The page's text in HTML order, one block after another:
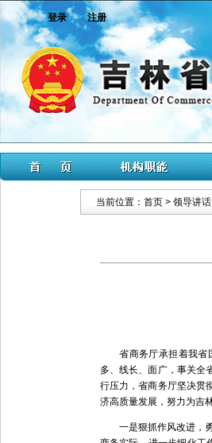
登录 注册
当前位置： 首页> 领导讲话
省商务厅承担着我省国
多、线长、面广，事关全
行压力，省商务厅坚决贯
济高质量发展，努力为吉
一是狠抓作风改进，勇